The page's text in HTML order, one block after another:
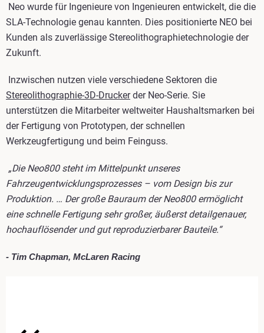
Neo wurde für Ingenieure von Ingenieuren entwickelt, die die
SLA-Technologie genau kannten. ‪Dies positionierte NEO bei
Kunden als zuverlässige Stereolithographietechnologie der
Zukunft.
Inzwischen nutzen viele verschiedene Sektoren die
Stereolithographie-3D-Druckerder Neo-Serie. Sie
unterstützen die Mitarbeiter weltweiter Haushaltsmarken bei
der Fertigung von Prototypen, der schnellen
Werkzeugfertigung und beim Feinguss.
„Die Neo800 steht im Mittelpunkt unseres
Fahrzeugentwicklungsprozesses – vom Design bis zur
Produktion. … Der große Bauraum der Neo800 ermöglicht
eine schnelle Fertigung sehr großer, äußerst detailgenauer,
hochauflösender und gut reproduzierbarer Bauteile.“
- Tim Chapman, McLaren Racing